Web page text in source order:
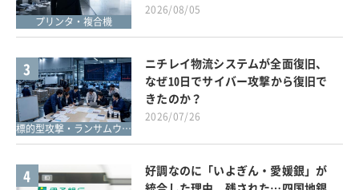
プリンタ・複合機
2026/08/05
3
標的型攻撃・ランサムウェア対策
ニチレイ物流システムが全面復旧、
なぜ10日でサイバー攻撃から復旧で
きたのか？
2026/07/26
4
好調なのに「いよぎん・愛媛銀」が